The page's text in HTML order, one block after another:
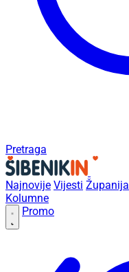
Pretraga
Najnovije Vijesti Županija
Kolumne
Promo